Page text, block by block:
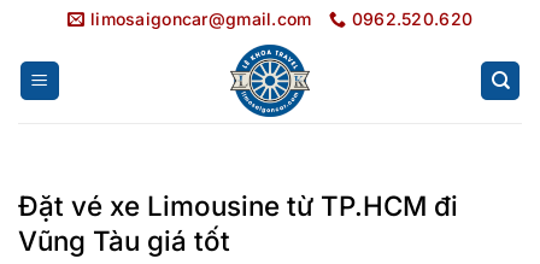
nội
dung
limosaigoncar@gmail.com 0962.520.620
Đặt vé xe Limousine từ TP.HCM đi
Vũng Tàu giá tốt